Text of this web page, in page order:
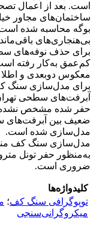
است. بعد از اعمال
ساختمان‌های مجاور
بوگه محاسبه شده
بی‌هنجاری‌های
برای حذف نوفه‌های
کم‌عمق به‌کار رفته
معکوس دوبعدی و
برای مدل‌سازی سنگ
آبرفت‌های سطحی
حفر شده مشخص نشده ،
ضعیف بین آبرفت‌های
مدل‌سازی شده است.
مدل‌سازی سنگ کف
به‌منظور حفر تونل
ضروری است.
کلیدواژه‌ها
توپوگرافی سنگ کف؛
میکروگرانی‌سنجی